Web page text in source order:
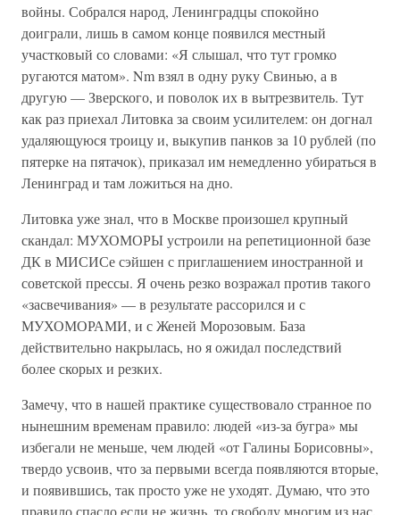
войны. Собрался народ, Ленинградцы спокойно
доиграли, лишь в самом конце появился местный
участковый со словами: «Я слышал, что тут громко
ругаются матом». Nm взял в одну руку Свинью, а в
другую — Зверского, и поволок их в вытрезвитель. Тут
как раз приехал Литовка за своим усилителем: он догнал
удаляющуюся троицу и, выкупив панков за 10 рублей (по
пятерке на пятачок), приказал им немедленно убираться в
Ленинград и там ложиться на дно.
Литовка уже знал, что в Москве произошел крупный
скандал: МУХОМОРЫ устроили на репетиционной базе
ДК в МИСИСе сэйшен с приглашением иностранной и
советской прессы. Я очень резко возражал против такого
«засвечивания» — в результате рассорился и с
МУХОМОРАМИ, и с Женей Морозовым. База
действительно накрылась, но я ожидал последствий
более скорых и резких.
Замечу, что в нашей практике существовало странное по
нынешним временам правило: людей «из-за бугра» мы
избегали не меньше, чем людей «от Галины Борисовны»,
твердо усвоив, что за первыми всегда появляются вторые,
и появившись, так просто уже не уходят. Думаю, что это
правило спасло если не жизнь, то свободу многим из нас.